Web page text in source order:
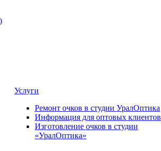
Услуги
Ремонт очков в студии УралОптика
Информация для оптовых клиентов
Изготовление очков в студии
«УралОптика»